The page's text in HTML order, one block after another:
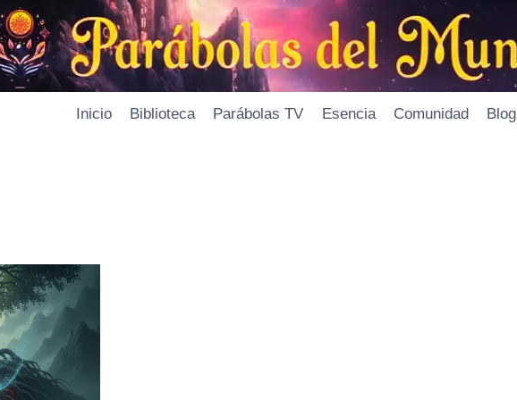
Inicio Biblioteca Parábolas TV Esencia Comunidad Blog